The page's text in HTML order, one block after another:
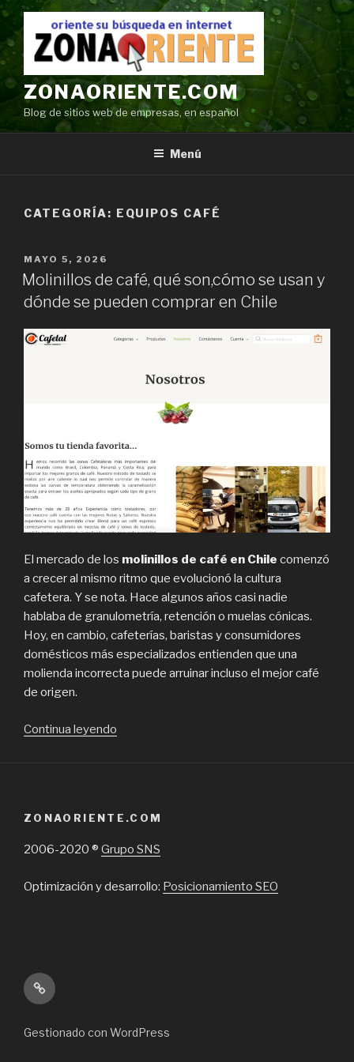
Ir
contenido
ZONAORIENTE.COM
Blog de sitios web de empresas, en español
Menú
CATEGORÍA: EQUIPOS CAFÉ
POSTED
ON
MAYO 5, 2026
Molinillos de café, qué son,cómo se usan y
dónde se pueden comprar en Chile
El mercado de los molinillos de café en Chile comenzó
a crecer al mismo ritmo que evolucionó la cultura
cafetera. Y se nota. Hace algunos años casi nadie
hablaba de granulometría, retención o muelas cónicas.
Hoy, en cambio, cafeterías, baristas y consumidores
domésticos más especializados entienden que una
molienda incorrecta puede arruinar incluso el mejor café
de origen.
Continua leyendo
se
usan
y
dónde
ZONAORIENTE.COM
2006-2020 ® Grupo SNS
Optimización y desarrollo: Posicionamiento SEO
Inicio
Gestionado con WordPress